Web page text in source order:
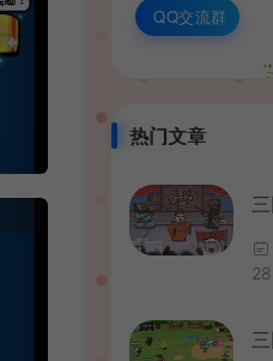
QQ交流群
热门文章
28